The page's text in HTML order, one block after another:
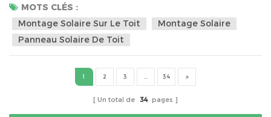
principal marché du montage solaire sur toit est l'Asie du
Sud-Est, les États-Unis, l'Australie, l'Europe, etc. Asie du sud
est: Ils utilisent principalement le système de support solaire
de toit en fer/étain , le suppor...
MOTS CLÉS :
Montage Solaire Sur Le Toit
Montage Solaire
Panneau Solaire De Toit
1 2 3 34
Un total de 34 pages